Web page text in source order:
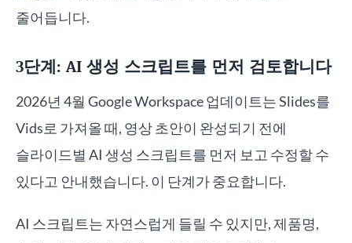
줄어듭니다.
3단계: AI 생성 스크립트를 먼저 검토합니다
2026년 4월 Google Workspace 업데이트는 Slides를
Vids로 가져올 때, 영상 초안이 완성되기 전에
슬라이드별 AI 생성 스크립트를 먼저 보고 수정할 수
있다고 안내했습니다. 이 단계가 중요합니다.
AI 스크립트는 자연스럽게 들릴 수 있지만, 제품명,